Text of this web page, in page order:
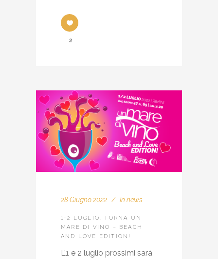
2
28 Giugno 2022 In news
1-2 LUGLIO: TORNA UN
MARE DI VINO – BEACH
AND LOVE EDITION!
L’1 e 2 luglio prossimi sarà